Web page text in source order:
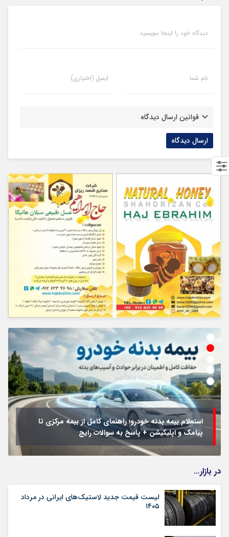
دیدگاه خود را اینجا بنویسید
نام شما ایمیل (اختیاری)
قوانین ارسال دیدگاه
استعلام بیمه بدنه خودرو؛ راهنمای کامل از بیمه مرکزی تا
پیامک و اپلیکیشن + پاسخ به سوالات رایج
در بازار…
لیست قیمت جدید لاستیک‌های ایرانی در مرداد
۱۴۰۵